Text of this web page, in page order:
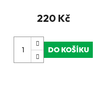
220 Kč
DO KOŠÍKU